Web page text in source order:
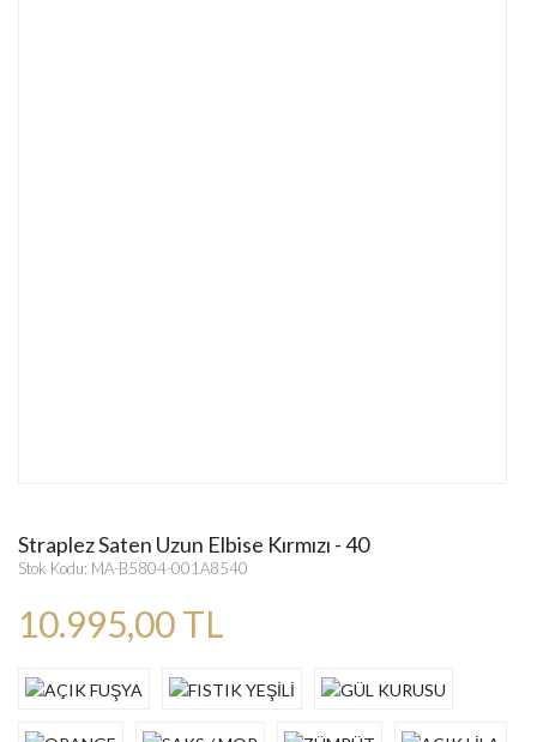
Straplez Saten Uzun Elbise Kırmızı - 40
Stok Kodu: MA-B5804-001A8540
10.995,00 TL